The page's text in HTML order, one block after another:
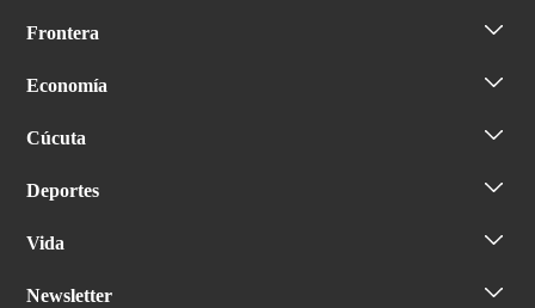
Frontera
Economía
Cúcuta
Deportes
Vida
Newsletter